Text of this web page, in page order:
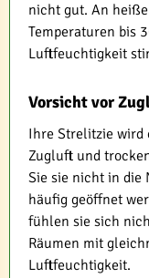
nicht gut. An
Temperaturen bis
Luftfeuchtigkeit
Vorsicht vor
Ihre Strelitzie wird
Zugluft und
Sie sie nicht in die
häufig geöffnet
fühlen sie sich
Räumen mit
Luftfeuchtigkeit.